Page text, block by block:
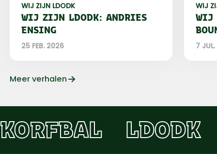
WIJ ZIJN LDODK
WIJ ZIJN LDODK: ANDRIES
ENSING
25 FEB. 2026
WIJ
WIJ
7
Meer verhalen
KORFBAL LDODK